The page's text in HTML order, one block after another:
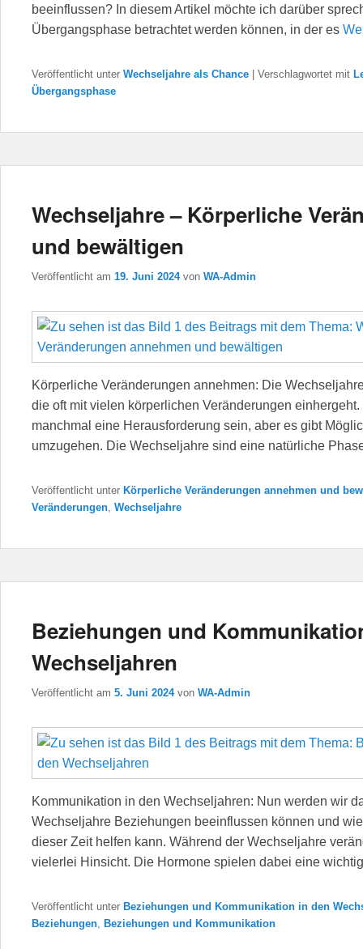
beeinflussen? In diesem Artikel möchte ich darüber
Übergangsphase betrachtet werden können, in der es
Veröffentlicht unter Wechseljahre als Chance Verschlagwortet mit
Übergangsphase
Wechseljahre – Körperliche
und bewältigen
Veröffentlicht am 19. Juni 2024 von WA-Admin
Körperliche Veränderungen annehmen: Die
die oft mit vielen körperlichen Veränderungen
manchmal eine Herausforderung sein, aber es gibt
umzugehen. Die Wechseljahre sind eine natürliche
Veröffentlicht unter Körperliche Veränderungen annehmen und
Veränderungen, Wechseljahre
Beziehungen und
Wechseljahren
Veröffentlicht am 5. Juni 2024 von WA-Admin
Kommunikation in den Wechseljahren: Nun werden wir
Wechseljahre Beziehungen beeinflussen können und
dieser Zeit helfen kann. Während der Wechseljahre
vielerlei Hinsicht. Die Hormone spielen dabei eine
Veröffentlicht unter Beziehungen und Kommunikation in den
Beziehungen
Beziehungen und Kommunikation